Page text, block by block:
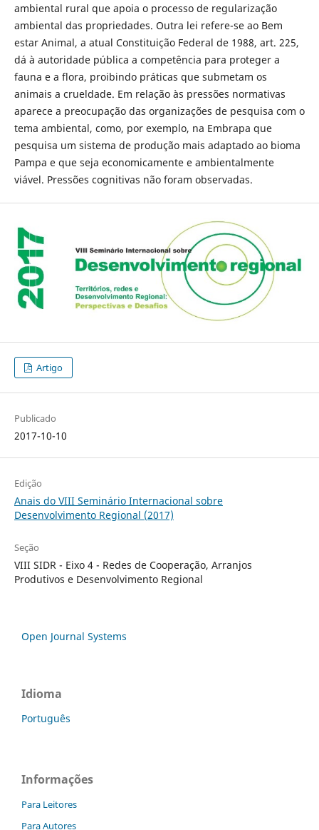
ambiental rural que apoia o processo de regularização
ambiental das propriedades. Outra lei refere-se ao Bem
estar Animal, a atual Constituição Federal de 1988, art. 225,
dá à autoridade pública a competência para proteger a
fauna e a flora, proibindo práticas que submetam os
animais a crueldade. Em relação às pressões normativas
aparece a preocupação das organizações de pesquisa com o
tema ambiental, como, por exemplo, na Embrapa que
pesquisa um sistema de produção mais adaptado ao bioma
Pampa e que seja economicamente e ambientalmente
viável. Pressões cognitivas não foram observadas.
Artigo
Publicado
2017-10-10
Edição
Anais do VIII Seminário Internacional sobre
Desenvolvimento Regional (2017)
Seção
VIII SIDR - Eixo 4 - Redes de Cooperação, Arranjos
Produtivos e Desenvolvimento Regional
Open Journal Systems
Idioma
Português
Informações
Para Leitores
Para Autores